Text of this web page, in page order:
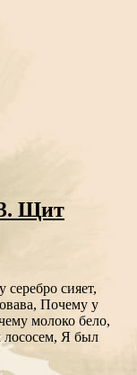
Щит
сияет,
Почему у
молоко бело,
Я был